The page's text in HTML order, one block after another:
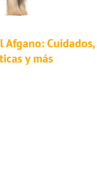
Afgano: Cuidados,
y más